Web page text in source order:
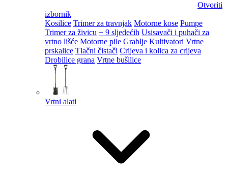
Otvoriti
izbornik
Kosilice Trimer za travnjak Motorne kose Pumpe
Trimer za živicu + 9 sljedećih Usisavači i puhači za
vrtno lišće Motorne pile Grablje Kultivatori Vrtne
prskalice Tlačni čistači Crijeva i kolica za crijeva
Drobilice grana Vrtne bušilice
Vrtni alati